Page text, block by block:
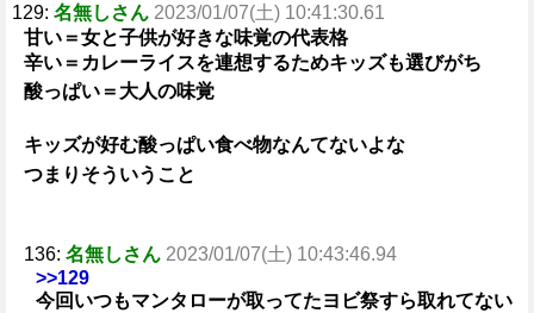
129: 名無しさん 2023/01/07(土) 10:41:30.61
甘い＝女と子供が好きな味覚の代表格
辛い＝カレーライスを連想するためキッズも選びがち
酸っぱい＝大人の味覚
キッズが好む酸っぱい食べ物なんてないよな
つまりそういうこと
136: 名無しさん 2023/01/07(土) 10:43:46.94
>>129
今回いつもマンタローが取ってたヨビ祭すら取れてない